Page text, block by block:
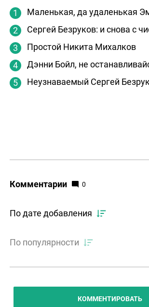
Маленькая, да удаленькая
Сергей Безруков: и снова с
Простой Никита Михалков
Дэнни Бойл, не
Неузнаваемый Сергей
Комментарии 0
По дате добавления
По популярности
КОММЕНТИРОВАТЬ